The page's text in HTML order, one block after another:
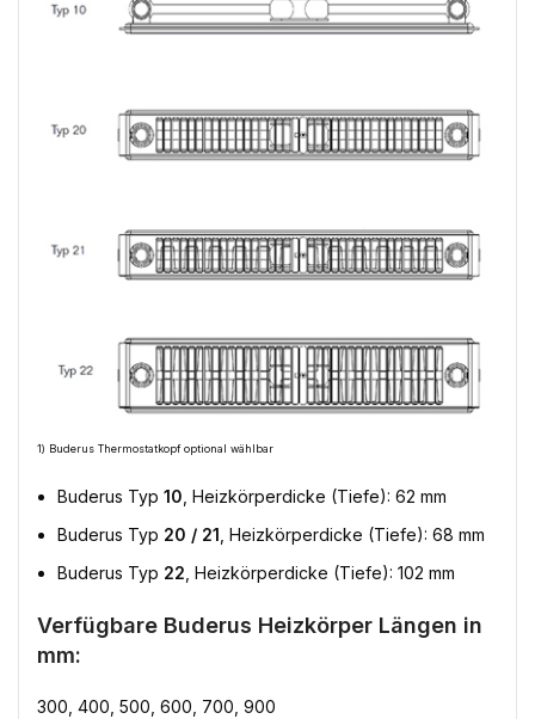
1) Buderus Thermostatkopf optional wählbar
Buderus Typ 10 , Heizkörperdicke (Tiefe): 62 mm
Buderus Typ 20 / 21 , Heizkörperdicke (Tiefe): 68 mm
Buderus Typ 22 , Heizkörperdicke (Tiefe): 102 mm
Verfügbare Buderus Heizkörper Längen in
mm:
300, 400, 500, 600, 700, 900